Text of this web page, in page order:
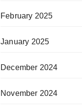
February 2025
January 2025
December 2024
November 2024